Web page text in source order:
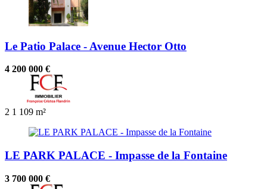
Le Patio Palace - Avenue Hector Otto
4 200 000 €
2 1 109 m²
LE PARK PALACE - Impasse de la Fontaine
3 700 000 €